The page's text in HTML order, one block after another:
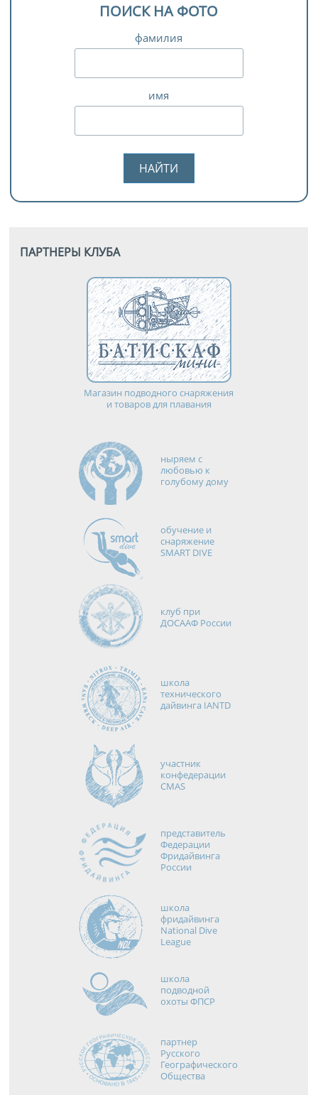
ПОИСК НА ФОТО
фамилия
имя
ПАРТНЕРЫ КЛУБА
Магазин подводного снаряжения
и товаров для плавания
ныряем с
любовью к
голубому дому
обучение и
снаряжение
SMART DIVE
клуб при
ДОСААФ России
школа
технического
дайвинга IANTD
участник
конфедерации
CMAS
представитель
Федерации
Фридайвинга
России
школа
фридайвинга
National Dive
League
школа
подводной
охоты ФПСР
партнер
Русского
Географического
Общества